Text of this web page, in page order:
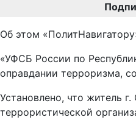
Об этом
«УФСБ России по
оправдании терроризма,
Установлено, что житель
террористической